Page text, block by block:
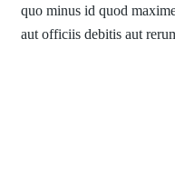
quo minus id quod
aut officiis debitis aut